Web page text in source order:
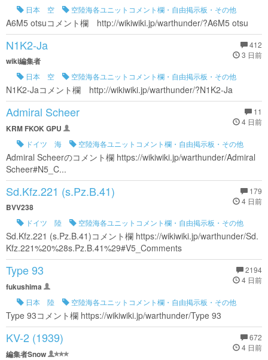
日本 空 空陸海各ユニットコメント欄・自由掲示板・その他
A6M5 otsuコメント欄 http://wikiwiki.jp/warthunder/?A6M5 otsu
412
3 日前
N1K2-Ja
wiki編集者
日本 空 空陸海各ユニットコメント欄・自由掲示板・その他
N1K2-Jaコメント欄 http://wikiwiki.jp/warthunder/?N1K2-Ja
11
4 日前
Admiral Scheer
KRM FKOK GPU
ドイツ 海 空陸海各ユニットコメント欄・自由掲示板・その他
Admiral Scheerのコメント欄 https://wikiwiki.jp/warthunder/Admiral
Scheer#N5_C...
179
4 日前
Sd.Kfz.221 (s.Pz.B.41)
BVV238
ドイツ 陸 空陸海各ユニットコメント欄・自由掲示板・その他
Sd.Kfz.221 (s.Pz.B.41)コメント欄 https://wikiwiki.jp/warthunder/Sd.
Kfz.221%20%28s.Pz.B.41%29#V5_Comments
2194
4 日前
Type 93
fukushima
日本 陸 空陸海各ユニットコメント欄・自由掲示板・その他
Type 93コメント欄 https://wikiwiki.jp/warthunder/Type 93
672
4 日前
KV-2 (1939)
編集者Snow